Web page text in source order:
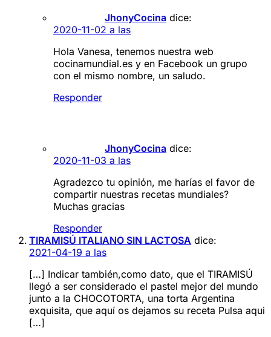
JhonyCocina dice:
2020-11-02 a las
Hola Vanesa, tenemos nuestra web
cocinamundial.es y en Facebook un grupo
con el mismo nombre, un saludo.
Responder
JhonyCocina dice:
2020-11-03 a las
Agradezco tu opinión, me harías el favor de
compartir nuestras recetas mundiales?
Muchas gracias
Responder
TIRAMISÚ ITALIANO SIN LACTOSA dice:
2021-04-19 a las
[…] Indicar también,como dato, que el TIRAMISÚ
llegó a ser considerado el pastel mejor del mundo
junto a la CHOCOTORTA, una torta Argentina
exquisita, que aquí os dejamos su receta Pulsa aqui
[…]